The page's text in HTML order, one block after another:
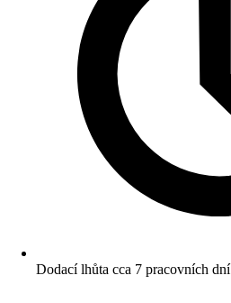
Dodací lhůta cca 7 pracovních dní